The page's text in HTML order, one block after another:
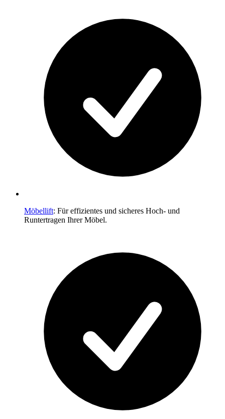
Möbellift: Für effizientes und sicheres Hoch- und
Runtertragen Ihrer Möbel.